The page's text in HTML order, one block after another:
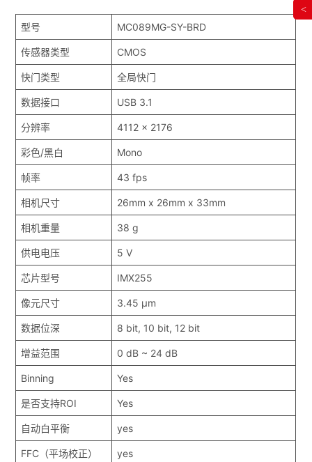
型号 MC089MG-SY-BRD
传感器类型 CMOS
快门类型 全局快门
数据接口 USB 3.1
分辨率 4112 x 2176
彩色/黑白 Mono
帧率 43 fps
相机尺寸 26mm x 26mm x 33mm
相机重量 38 g
供电电压 5 V
芯片型号 IMX255
像元尺寸 3.45 μm
数据位深 8 bit, 10 bit, 12 bit
增益范围 0 dB ~ 24 dB
Binning Yes
是否支持ROI Yes
自动白平衡 yes
FFC（平场校正） yes
<